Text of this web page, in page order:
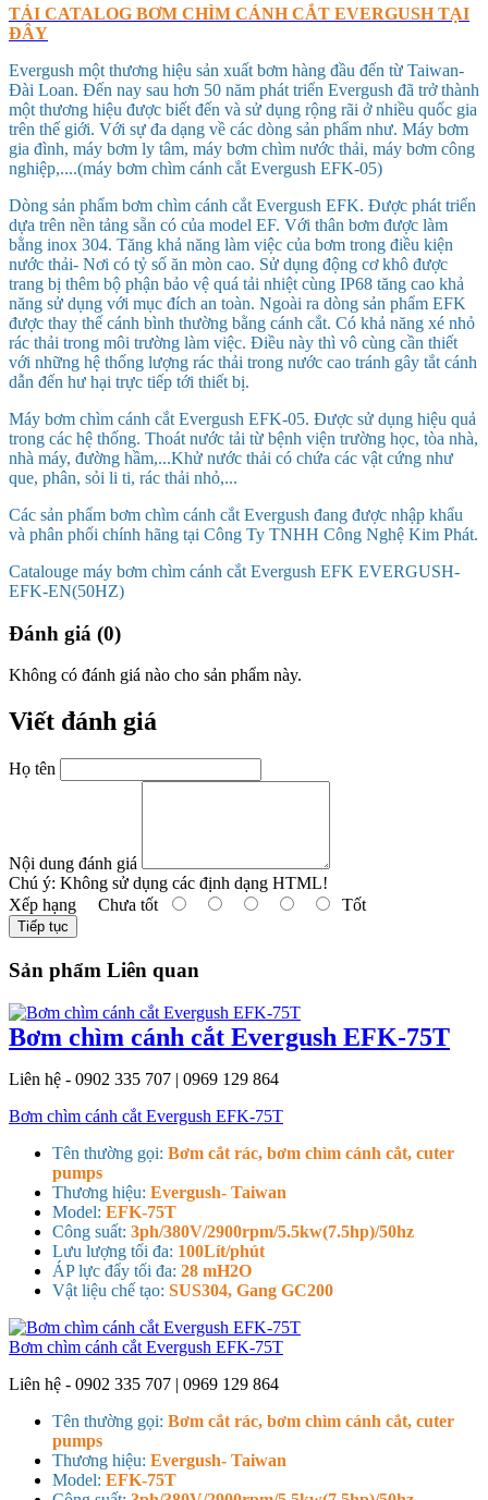
TẢI CATALOG BƠM CHÌM CÁNH CẮT EVERGUSH TẠI
ĐÂY
Evergush một thương hiệu sản xuất bơm hàng đầu đến từ Taiwan-
Đài Loan. Đến nay sau hơn 50 năm phát triển Evergush đã trở thành
một thương hiệu được biết đến và sử dụng rộng rãi ở nhiều quốc gia
trên thế giới. Với sự đa dạng về các dòng sản phẩm như. Máy bơm
gia đình, máy bơm ly tâm, máy bơm chìm nước thải, máy bơm công
nghiệp,....(máy bơm chìm cánh cắt Evergush EFK-05)
Dòng sản phẩm bơm chìm cánh cắt Evergush EFK. Được phát triển
dựa trên nền tảng sẵn có của model EF. Với thân bơm được làm
bằng inox 304. Tăng khả năng làm việc của bơm trong điều kiện
nước thải- Nơi có tỷ số ăn mòn cao. Sử dụng động cơ khô được
trang bị thêm bộ phận bảo vệ quá tải nhiệt cùng IP68 tăng cao khả
năng sử dụng với mục đích an toàn. Ngoài ra dòng sản phẩm EFK
được thay thế cánh bình thường bằng cánh cắt. Có khả năng xé nhỏ
rác thải trong môi trường làm việc. Điều này thì vô cùng cần thiết
với những hệ thống lượng rác thải trong nước cao tránh gây tắt cánh
dẫn đến hư hại trực tiếp tới thiết bị.
Máy bơm chìm cánh cắt Evergush EFK-05. Được sử dụng hiệu quả
trong các hệ thống. Thoát nước tải từ bệnh viện trường học, tòa nhà,
nhà máy, đường hầm,...Khử nước thải có chứa các vật cứng như
que, phân, sỏi li ti, rác thải nhỏ,...
Các sản phẩm bơm chìm cánh cắt Evergush đang được nhập khẩu
và phân phối chính hãng tại Công Ty TNHH Công Nghệ Kim Phát.
Catalouge máy bơm chìm cánh cắt Evergush EFK EVERGUSH-
EFK-EN(50HZ)
Đánh giá (0)
Không có đánh giá nào cho sản phẩm này.
Viết đánh giá
Họ tên
Nội dung đánh giá
Chú ý: Không sử dụng các định dạng HTML!
Xếp hạng Chưa tốt Tốt
Tiếp tục
Sản phẩm Liên quan
Bơm chìm cánh cắt Evergush EFK-75T
Liên hệ - 0902 335 707 | 0969 129 864
Bơm chìm cánh cắt Evergush EFK-75T
Tên thường gọi: Bơm cắt rác, bơm chìm cánh cắt, cuter
pumps
Thương hiệu: Evergush- Taiwan
Model: EFK-75T
Công suất: 3ph/380V/2900rpm/5.5kw(7.5hp)/50hz
Lưu lượng tối đa: 100Lít/phút
ÁP lực đẩy tối đa: 28 mH2O
Vật liệu chế tạo: SUS304, Gang GC200
Bơm chìm cánh cắt Evergush EFK-75T
Liên hệ - 0902 335 707 | 0969 129 864
Tên thường gọi: Bơm cắt rác, bơm chìm cánh cắt, cuter
pumps
Thương hiệu: Evergush- Taiwan
Model: EFK-75T